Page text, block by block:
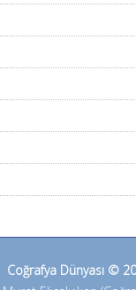
Coğrafya Dünyası ©